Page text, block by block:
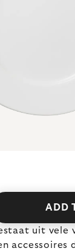
ADD
uit vele
accessoires